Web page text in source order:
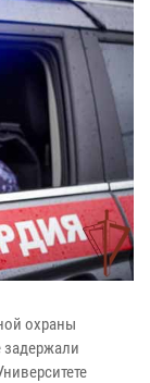
охраны
задержали